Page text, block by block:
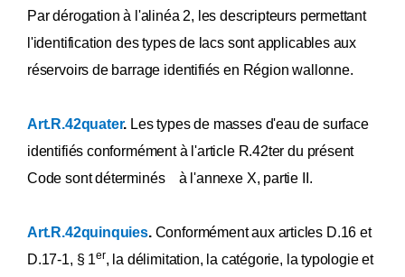
Par dérogation à l'alinéa 2, les descripteurs permettant
l'identification des types de lacs sont applicables aux
réservoirs de barrage identifiés en Région wallonne.
Art.R.42quater. Les types de masses d'eau de surface
identifiés conformément à l'article R.42ter du présent
Code sont déterminés à l'annexe X, partie II.
Art.R.42quinquies. Conformément aux articles D.16 et
D.17-1, § 1er, la délimitation, la catégorie, la typologie et